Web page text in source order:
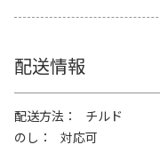
配送情報
配送方法
チルド
のし
対応可